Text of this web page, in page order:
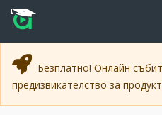
Прескочи към основното
Прескочи към навигацията
Безплатно! Онлайн
предизвикателство за